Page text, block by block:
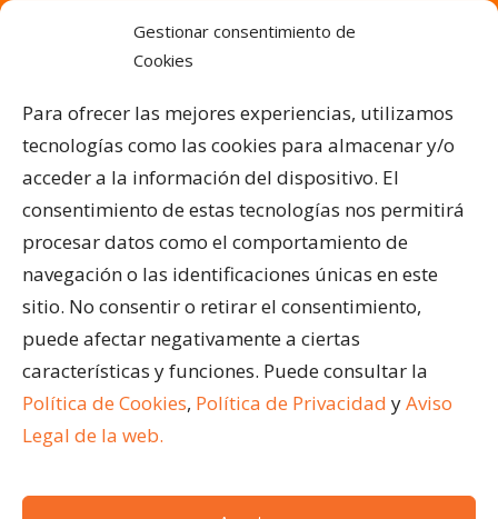
Gestionar consentimiento de
Cookies
Para ofrecer las mejores experiencias, utilizamos
tecnologías como las cookies para almacenar y/o
acceder a la información del dispositivo. El
consentimiento de estas tecnologías nos permitirá
procesar datos como el comportamiento de
navegación o las identificaciones únicas en este
sitio. No consentir o retirar el consentimiento,
puede afectar negativamente a ciertas
características y funciones. Puede consultar la
Política de Cookies, Política de Privacidad yAviso
Legal de la web.
PRODUCTOS Y SERVICIOS
Pérgolas Bioclimáticas
Cortinas de Cristal
Cubiertas para Pisicinas
Acristalar Contract – Soluciones Profesionales
Horeca
¿Qué son los cerramientos abatibles para
terrazas?
Ventajas de acristalar la terraza de un restaurante
Cómo limpiar una pérgola bioclimática